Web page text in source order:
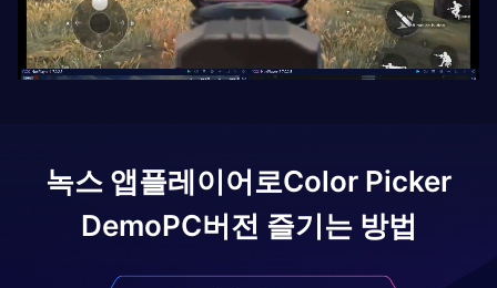
녹스 앱플레이어로Color Picker
DemoPC버전 즐기는 방법